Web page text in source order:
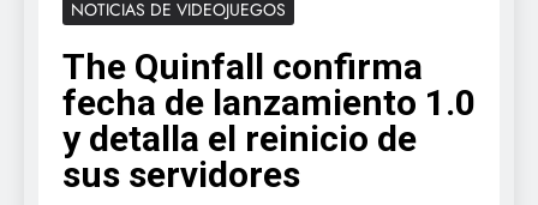
NOTICIAS DE VIDEOJUEGOS
The Quinfall confirma
fecha de lanzamiento 1.0
y detalla el reinicio de
sus servidores